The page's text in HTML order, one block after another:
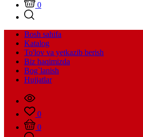
0
Bosh sahifa
Katalog
To'lov va yetkazib berish
Biz haqimizda
Bog`lanish
Hujjatlar
0
0